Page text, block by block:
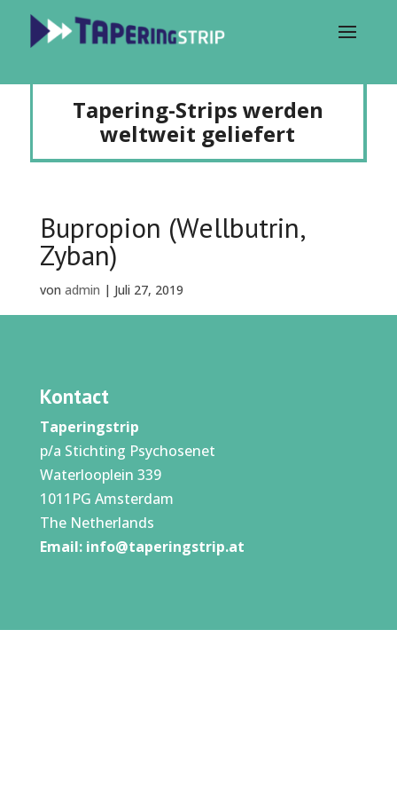
Tapering-Strips werden
weltweit geliefert
Bupropion (Wellbutrin,
Zyban)
von admin | Juli 27, 2019
Kontact
Taperingstrip
p/a Stichting Psychosenet
Waterlooplein 339
1011PG Amsterdam
The Netherlands
Email: info@taperingstrip.at